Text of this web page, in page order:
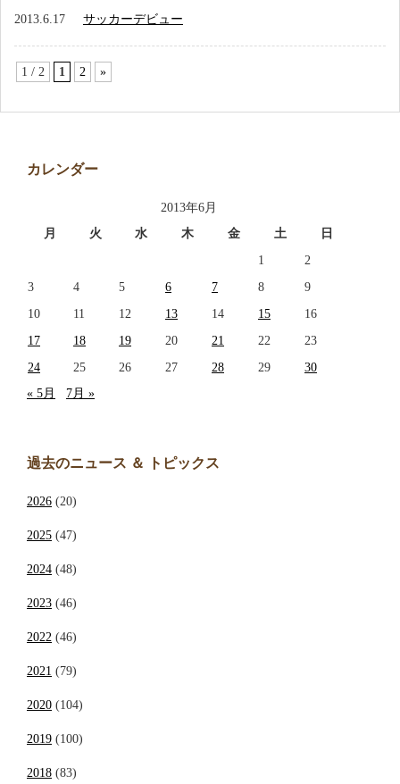
2013.6.17 サッカーデビュー
1 / 2 1 2 »
カレンダー
2013年6月
月
火 水 木 金 土
日
1
2
3
4 5 6 7 8
9
10
11 12 13 14 15
16
17
18 19 20 21 22
23
24
25 26 27 28 29
30
« 5月
7月 »
過去のニュース ＆ トピックス
2026 (20)
2025 (47)
2024 (48)
2023 (46)
2022 (46)
2021 (79)
2020 (104)
2019 (100)
2018 (83)